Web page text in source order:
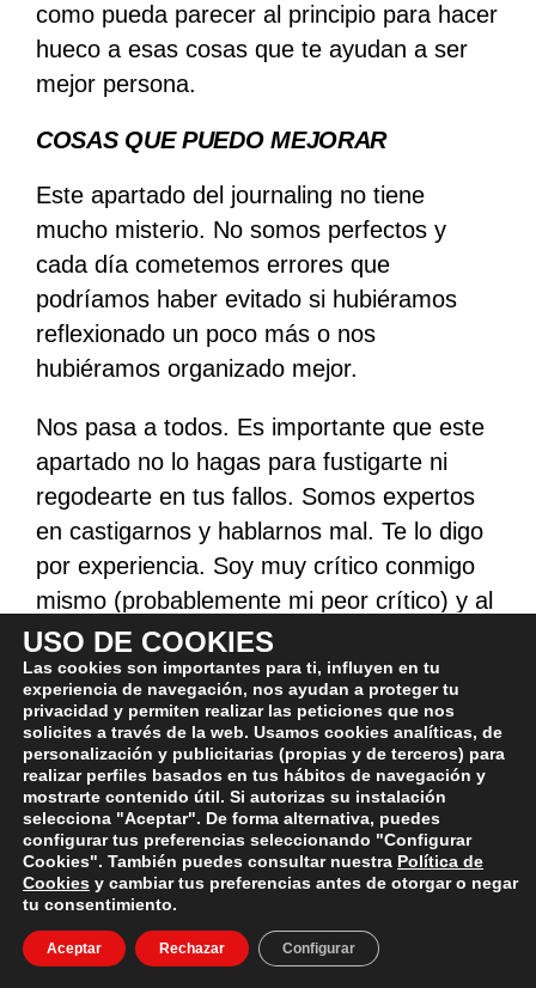
como pueda parecer al principio para hacer
hueco a esas cosas que te ayudan a ser
mejor persona.
COSAS QUE PUEDO MEJORAR
Este apartado del journaling no tiene
mucho misterio. No somos perfectos y
cada día cometemos errores que
podríamos haber evitado si hubiéramos
reflexionado un poco más o nos
hubiéramos organizado mejor.
Nos pasa a todos. Es importante que este
apartado no lo hagas para fustigarte ni
regodearte en tus fallos. Somos expertos
en castigarnos y hablarnos mal. Te lo digo
por experiencia. Soy muy crítico conmigo
mismo (probablemente mi peor crítico) y al
principio utilizaba este apartado a modo de
«castigo». El resultado es que me iba a la
cama como la mierda, pensando en todo
aquello que había hecho mal a lo largo de
la jornada.
No, no vayas por ese camino. Si bien es un
apartado para la reflexión y la crítica
constructiva, debe ir acompañado de una
ausencia total de juicio por tu parte. Sí, la
has cagado. Eres humano. Sí, todos nos
USO DE COOKIES
Las cookies son importantes para ti, influyen en tu
experiencia de navegación, nos ayudan a proteger tu
privacidad y permiten realizar las peticiones que nos
solicites a través de la web. Usamos cookies analíticas, de
personalización y publicitarias (propias y de terceros) para
realizar perfiles basados en tus hábitos de navegación y
mostrarte contenido útil. Si autorizas su instalación
selecciona "Aceptar". De forma alternativa, puedes
configurar tus preferencias seleccionando "Configurar
Cookies". También puedes consultar nuestra Política de
Cookies y cambiar tus preferencias antes de otorgar o negar
tu consentimiento.
Aceptar Rechazar Configurar